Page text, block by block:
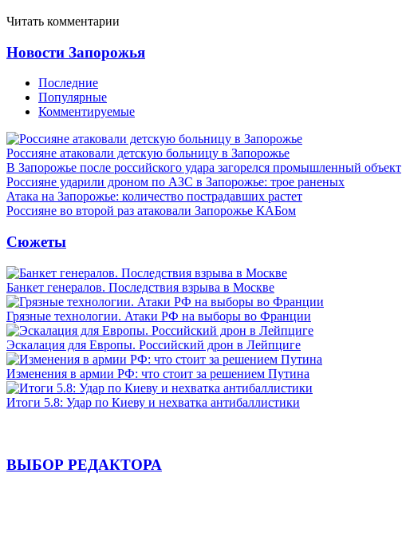
Читать комментарии
Новости Запорожья
Последние
Популярные
Комментируемые
Россияне атаковали детскую больницу в Запорожье
В Запорожье после российского удара загорелся промышленный объект
Россияне ударили дроном по АЗС в Запорожье: трое раненых
Атака на Запорожье: количество пострадавших растет
Россияне во второй раз атаковали Запорожье КАБом
Сюжеты
Банкет генералов. Последствия взрыва в Москве
Грязные технологии. Атаки РФ на выборы во Франции
Эскалация для Европы. Российский дрон в Лейпциге
Изменения в армии РФ: что стоит за решением Путина
Итоги 5.8: Удар по Киеву и нехватка антибаллистики
ВЫБОР РЕДАКТОРА